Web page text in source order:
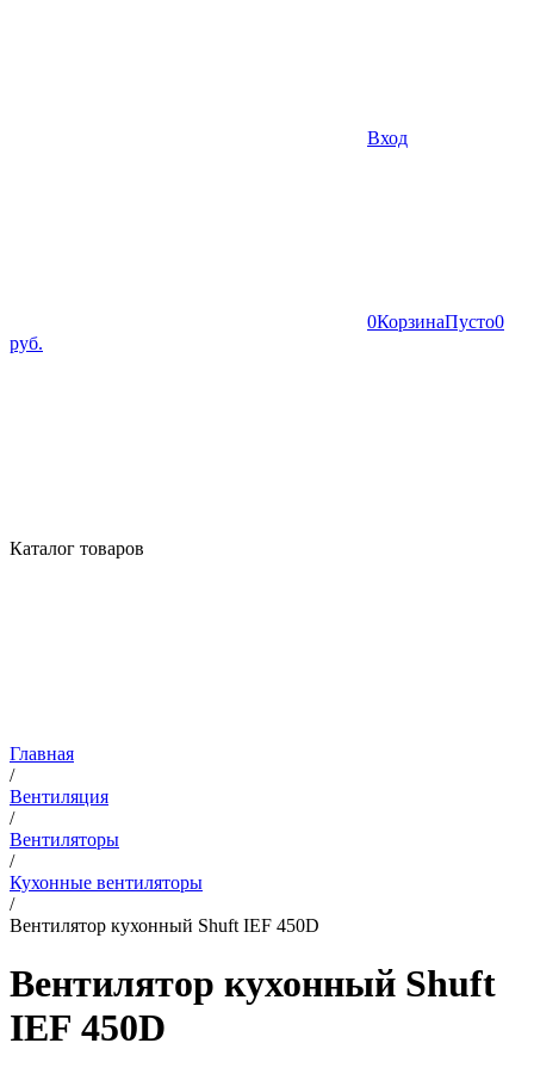
Вход
0КорзинаПусто0
руб.
Каталог товаров
Главная
/
Вентиляция
/
Вентиляторы
/
Кухонные вентиляторы
/
Вентилятор кухонный Shuft IEF 450D
Вентилятор кухонный Shuft
IEF 450D